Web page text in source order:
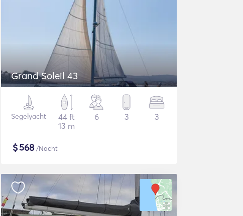
Grand Soleil 43
Segelyacht
44 ft
13 m
6 3 3
$568/Nacht